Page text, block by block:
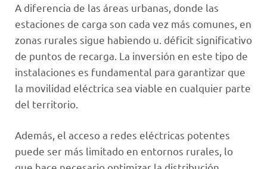
A diferencia de las áreas urbanas, donde las
estaciones de carga son cada vez más comunes, en
zonas rurales sigue habiendo u. déficit significativo
de puntos de recarga. La inversión en este tipo de
instalaciones es fundamental para garantizar que
la movilidad eléctrica sea viable en cualquier parte
del territorio.
Además, el acceso a redes eléctricas potentes
puede ser más limitado en entornos rurales, lo